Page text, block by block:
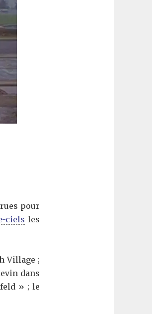
pour
ciels les
Village ;
dans
» ; le